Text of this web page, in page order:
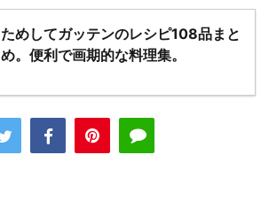
ためしてガッテンのレシピ108品まと
め。便利で画期的な料理集。